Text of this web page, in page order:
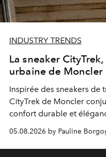
INDUSTRY TRENDS
La sneaker
urbaine de Moncler
Inspirée des sneakers de
CityTrek de Moncler
confort durable et
accompagner les
05.08.2026 by Pauline